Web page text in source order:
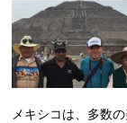
メキシコは、多数